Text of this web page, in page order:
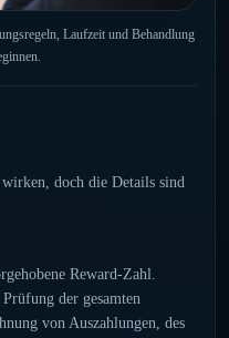
Laufzeit und Behandlung
doch die Details sind
Reward-Zahl.
der gesamten
von Auszahlungen, des